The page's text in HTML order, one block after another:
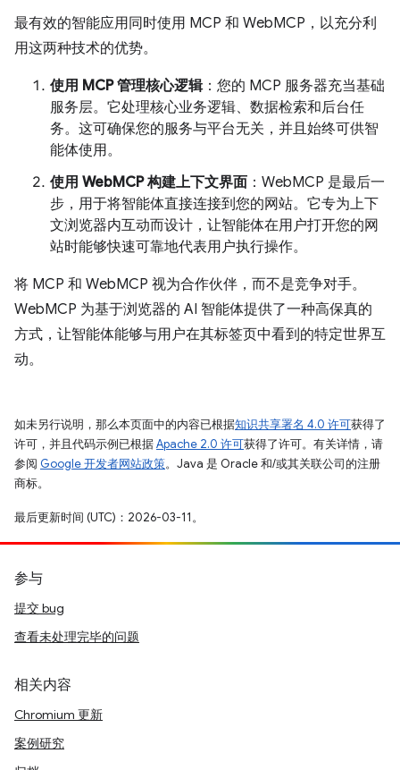
最有效的智能应用同时使用 MCP 和 WebMCP，以充分利
用这两种技术的优势。
使用 MCP 管理核心逻辑：您的 MCP 服务器充当基础
服务层。它处理核心业务逻辑、数据检索和后台任
务。这可确保您的服务与平台无关，并且始终可供智
能体使用。
使用 WebMCP 构建上下文界面 ：WebMCP 是最后一
步，用于将智能体直接连接到您的网站。它专为上下
文浏览器内互动而设计，让智能体在用户打开您的网
站时能够快速可靠地代表用户执行操作。
将 MCP 和 WebMCP 视为合作伙伴，而不是竞争对手。
WebMCP 为基于浏览器的 AI 智能体提供了一种高保真的
方式，让智能体能够与用户在其标签页中看到的特定世界互
动。
如未另行说明，那么本页面中的内容已根据知识共享署名 4.0 许可获得了
许可，并且代码示例已根据Apache 2.0 许可获得了许可。有关详情，请
参阅 Google 开发者网站政策。Java 是 Oracle 和/或其关联公司的注册
商标。
最后更新时间 (UTC)：2026-03-11。
参与
提交 bug
查看未处理完毕的问题
相关内容
Chromium 更新
案例研究